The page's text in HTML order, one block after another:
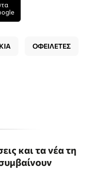
ΟΦΕΙΛΕΤΕΣ
και τα νέα τη